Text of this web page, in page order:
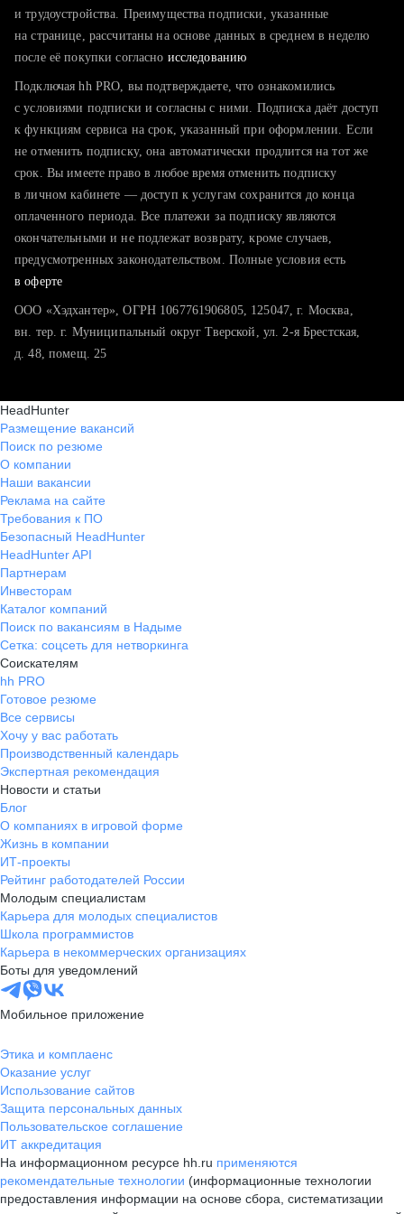
тратите много времени на поиск и вручную поднимаете
хотите сравнить себя с конкурентами и оценить шансы
и трудоустройства. Преимущества подписки, указанные
на странице, рассчитаны на основе данных в среднем в неделю
после её покупки согласно исследованию
Подключая hh PRO, вы подтверждаете, что ознакомились
с условиями подписки и согласны с ними. Подписка даёт доступ
к функциям сервиса на срок, указанный при оформлении. Если
не отменить подписку, она автоматически продлится на тот же
срок. Вы имеете право в любое время отменить подписку
в личном кабинете — доступ к услугам сохранится до конца
оплаченного периода. Все платежи за подписку являются
окончательными и не подлежат возврату, кроме случаев,
предусмотренных законодательством. Полные условия есть
в оферте
ООО «Хэдхантер», ОГРН 1067761906805, 125047, г. Москва,
вн. тер. г. Муниципальный округ Тверской, ул. 2-я Брестская,
д. 48, помещ. 25
HeadHunter
Размещение вакансий
Поиск по резюме
О компании
Наши вакансии
Реклама на сайте
Требования к ПО
Безопасный HeadHunter
HeadHunter API
Партнерам
Инвесторам
Каталог компаний
Поиск по вакансиям в Надыме
Сетка: соцсеть для нетворкинга
Соискателям
hh PRO
Готовое резюме
Все сервисы
Хочу у вас работать
Производственный календарь
Экспертная рекомендация
Новости и статьи
Блог
О компаниях в игровой форме
Жизнь в компании
ИТ-проекты
Рейтинг работодателей России
Молодым специалистам
Карьера для молодых специалистов
Школа программистов
Карьера в некоммерческих организациях
Боты для уведомлений
Мобильное приложение
Этика и комплаенс
Оказание услуг
Использование сайтов
Защита персональных данных
Пользовательское соглашение
ИТ аккредитация
На информационном ресурсе hh.ru применяются
рекомендательные технологии (информационные технологии
предоставления информации на основе сбора, систематизации